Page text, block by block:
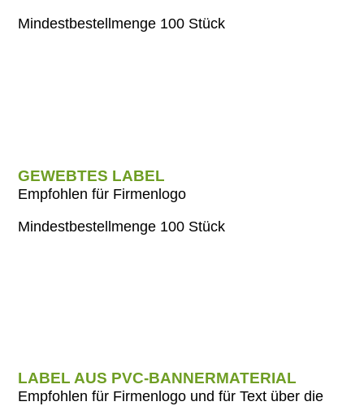
Mindestbestellmenge 100 Stück
GEWEBTES LABEL
Empfohlen für Firmenlogo
Mindestbestellmenge 100 Stück
LABEL AUS PVC-BANNERMATERIAL
Empfohlen für Firmenlogo und für Text über die